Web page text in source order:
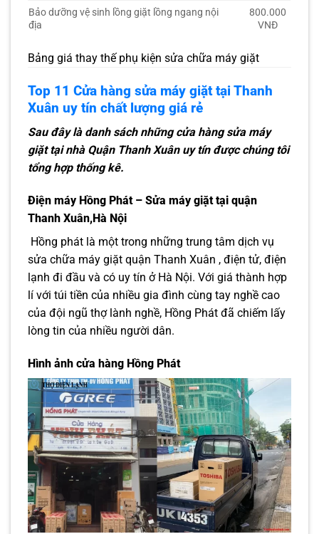
Bảo dưỡng vệ sinh lồng giặt lồng ngang nội
địa
800.000
VNĐ
Bảng giá thay thế phụ kiện sửa chữa máy giặt
Top 11 Cửa hàng sửa máy giặt tại Thanh
Xuân uy tín chất lượng giá rẻ
Sau đây là danh sách những cửa hàng sửa máy
giặt tại nhà Quận Thanh Xuân uy tín được chúng tôi
tổng hợp thống kê.
Điện máy Hồng Phát – Sửa máy giặt tại quận
Thanh Xuân,Hà Nội
Hồng phát là một trong những trung tâm dịch vụ
sửa chữa máy giặt quận Thanh Xuân , điện tử, điện
lạnh đi đầu và có uy tín ở Hà Nội. Với giá thành hợp
lí với túi tiền của nhiều gia đình cùng tay nghề cao
của đội ngũ thợ lành nghề, Hồng Phát đã chiếm lấy
lòng tin của nhiều người dân.
Hình ảnh cửa hàng Hồng Phát